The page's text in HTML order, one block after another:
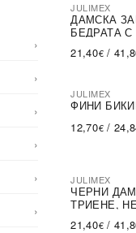
›
›
›
›
›
›
JULIMEX
ДАМСКА
БЕДРАТА
В БЕЖОВО
21,40€ /
JULIMEX
ФИНИ
12,70€ /
JULIMEX
ЧЕРНИ
ТРИЕНЕ,
21,40€ /